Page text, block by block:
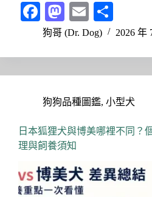
Fa
ce
ok
M
as
do
E
m
享
狗哥 (Dr. Dog) 2026 年
狗狗品種圖鑑, 小型犬
日本狐狸犬與博美哪裡不同？
理與飼養須知